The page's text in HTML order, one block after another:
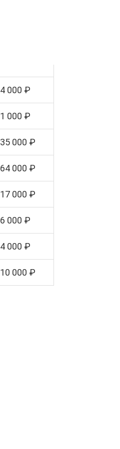
4 000 ₽
1 000 ₽
35 000 ₽
64 000 ₽
17 000 ₽
6 000 ₽
4 000 ₽
10 000 ₽